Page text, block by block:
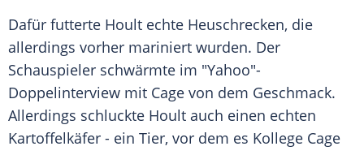
Dafür futterte Hoult echte Heuschrecken, die
allerdings vorher mariniert wurden. Der
Schauspieler schwärmte im "Yahoo"-
Doppelinterview mit Cage von dem Geschmack.
Allerdings schluckte Hoult auch einen echten
Kartoffelkäfer - ein Tier, vor dem es Kollege Cage